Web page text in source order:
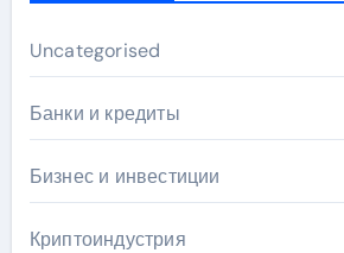
Uncategorised
Банки и кредиты
Бизнес и инвестиции
Криптоиндустрия